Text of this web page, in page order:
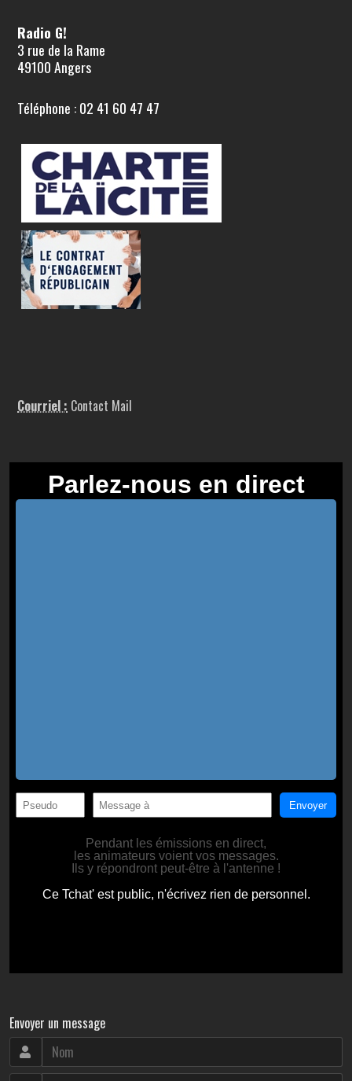
Radio G!
3 rue de la Rame
49100 Angers
Téléphone : 02 41 60 47 47
Courriel : Contact Mail
Envoyer un message